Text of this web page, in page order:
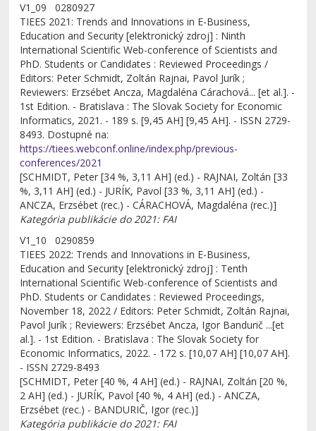
V1_09 0280927
TIEES 2021: Trends and Innovations in E-Business,
Education and Security [elektronický zdroj] : Ninth
International Scientific Web-conference of Scientists and
PhD. Students or Candidates : Reviewed Proceedings /
Editors: Peter Schmidt, Zoltán Rajnai, Pavol Jurík ;
Reviewers: Erzsébet Ancza, Magdaléna Cárachová... [et al.]. -
1st Edition. - Bratislava : The Slovak Society for Economic
Informatics, 2021. - 189 s. [9,45 AH] [9,45 AH]. - ISSN 2729-
8493. Dostupné na:
https://tiees.webconf.online/index.php/previous-
conferences/2021
[SCHMIDT, Peter [34 %, 3,11 AH] (ed.) - RAJNAI, Zoltán [33
%, 3,11 AH] (ed.) - JURÍK, Pavol [33 %, 3,11 AH] (ed.) -
ANCZA, Erzsébet (rec.) - CÁRACHOVÁ, Magdaléna (rec.)]
Kategória publikácie do 2021: FAI
V1_10 0290859
TIEES 2022: Trends and Innovations in E-Business,
Education and Security [elektronický zdroj] : Tenth
International Scientific Web-conference of Scientists and
PhD. Students or Candidates : Reviewed Proceedings,
November 18, 2022 / Editors: Peter Schmidt, Zoltán Rajnai,
Pavol Jurík ; Reviewers: Erzsébet Ancza, Igor Bandurič ...[et
al.]. - 1st Edition. - Bratislava : The Slovak Society for
Economic Informatics, 2022. - 172 s. [10,07 AH] [10,07 AH].
- ISSN 2729-8493
[SCHMIDT, Peter [40 %, 4 AH] (ed.) - RAJNAI, Zoltán [20 %,
2 AH] (ed.) - JURÍK, Pavol [40 %, 4 AH] (ed.) - ANCZA,
Erzsébet (rec.) - BANDURIČ, Igor (rec.)]
Kategória publikácie do 2021: FAI